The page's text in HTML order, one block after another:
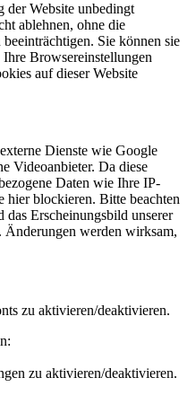
der Website unbedingt
ablehnen, ohne die
Sie können sie
Browsereinstellungen
auf dieser Website
Dienste wie Google
Videoanbieter. Da diese
Daten wie Ihre IP-
hier blockieren. Bitte beachten
das Erscheinungsbild unserer
Änderungen werden wirksam,
zu aktivieren/deaktivieren.
zu aktivieren/deaktivieren.